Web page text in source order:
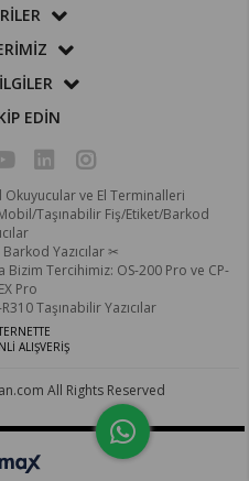
EDİN
ve El Terminalleri
Taşınabilir Fiş/Etiket/Barkod
Yazıcılar ✂
Bizim Tercihimiz: OS-200 Pro ve CP-
Pro
Taşınabilir Yazıcılar
ALIŞVERİŞ
All Rights Reserved